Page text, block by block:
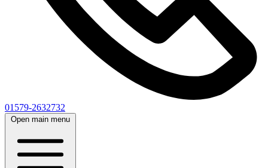
01579-2632732
Open main menu